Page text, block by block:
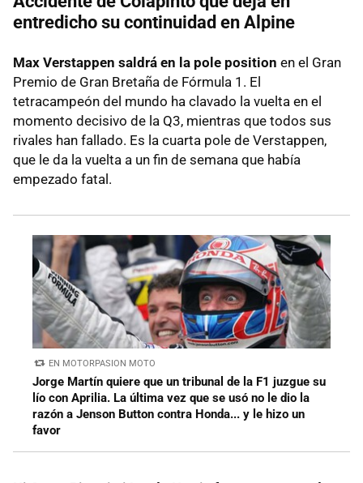
entredicho su continuidad en Alpine
Max Verstappen saldrá en la pole position en el Gran
Premio de Gran Bretaña de Fórmula 1. El
tetracampeón del mundo ha clavado la vuelta en el
momento decisivo de la Q3, mientras que todos sus
rivales han fallado. Es la cuarta pole de Verstappen,
que le da la vuelta a un fin de semana que había
empezado fatal.
EN MOTORPASION MOTO
Jorge Martín quiere que un tribunal de la F1 juzgue su
lío con Aprilia. La última vez que se usó no le dio la
razón a Jenson Button contra Honda... y le hizo un
favor